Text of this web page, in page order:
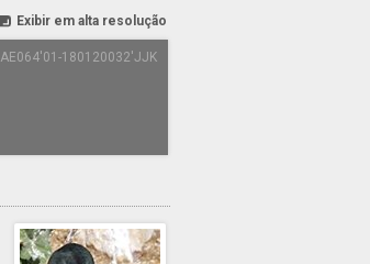
Exibir em alta resolução
AE064'01-180120032'JJK